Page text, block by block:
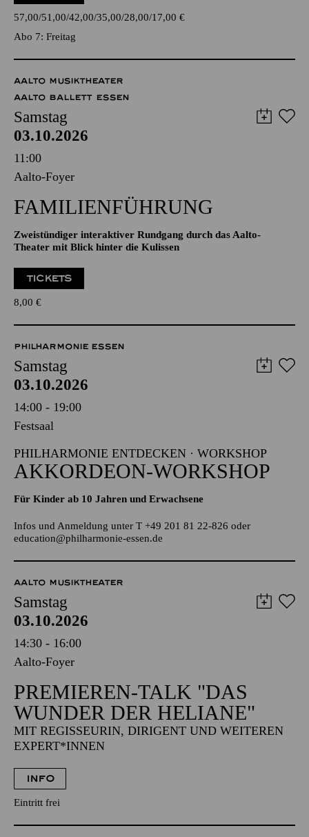
AALTO MUSIKTHEATER
AALTO BALLETT ESSEN
Samstag
03.10.2026
11:00
Aalto-Foyer
FAMILIENFÜHRUNG
Zweistündiger interaktiver Rundgang durch das Aalto-
Theater mit Blick hinter die Kulissen
TICKETS
PHILHARMONIE ESSEN
Samstag
03.10.2026
14:00 - 19:00
Festsaal
PHILHARMONIE ENTDECKEN · WORKSHOP
AKKORDEON-WORKSHOP
Für Kinder ab 10 Jahren und Erwachsene
education@philharmonie-essen.de
AALTO MUSIKTHEATER
Samstag
03.10.2026
14:30 - 16:00
Aalto-Foyer
PREMIEREN-TALK "DAS
WUNDER DER HELIANE"
MIT REGISSEURIN, DIRIGENT UND WEITEREN
EXPERT*INNEN
INFO
PHILHARMONIE ESSEN
Samstag